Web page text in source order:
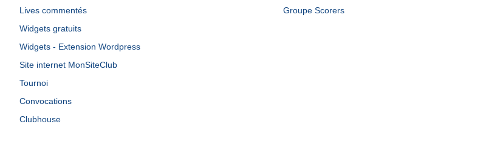
Lives commentés
Widgets gratuits
Widgets - Extension Wordpress
Site internet MonSiteClub
Tournoi
Convocations
Clubhouse
Groupe Scorers